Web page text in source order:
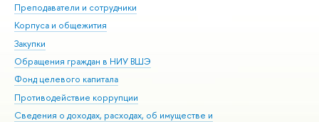
Преподаватели и сотрудники
Корпуса и общежития
Закупки
Обращения граждан в НИУ ВШЭ
Фонд целевого капитала
Противодействие коррупции
Сведения о доходах, расходах, об имуществе и